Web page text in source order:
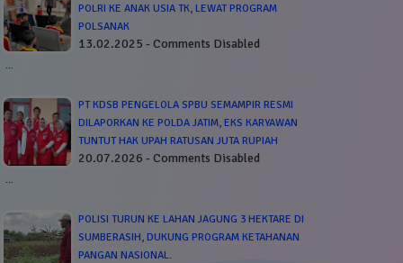
POLRI KE ANAK USIA TK, LEWAT PROGRAM
POLSANAK
13.02.2025 - Comments Disabled
…
PT KDSB PENGELOLA SPBU SEMAMPIR RESMI
DILAPORKAN KE POLDA JATIM, EKS KARYAWAN
TUNTUT HAK UPAH RATUSAN JUTA RUPIAH
20.07.2026 - Comments Disabled
…
POLISI TURUN KE LAHAN JAGUNG 3 HEKTARE DI
SUMBERASIH, DUKUNG PROGRAM KETAHANAN
PANGAN NASIONAL.